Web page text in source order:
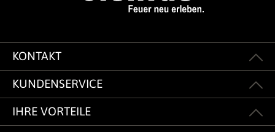
KONTAKT
KUNDENSERVICE
IHRE VORTEILE